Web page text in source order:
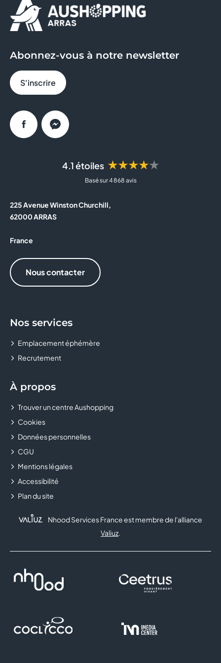
JEAN LOUIS DAVID
LA BOUTIQUE DU COIFFEUR
OPTIC 2000
PARAPHARMACIE
PARFOIS
TAPE À L'OEIL
4.1 étoiles ★★★★★
Basé sur 4 868 avis
225 Avenue Winston Churchill,
62000 ARRAS
France
Nous contacter
Nos services
Emplacement éphémère
Recrutement
À propos
Trouver un centre Aushopping
Cookies
Données personnelles
CGU
Mentions légales
Accessibilité
Plan du site
Abonnez-vous à notre newsletter
S'inscrire
FacebookMessenger
Nhood Services France est membre de l'alliance
Valiuz.